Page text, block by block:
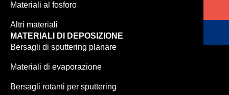
Materiali al fosforo
Altri materiali
MATERIALI DI DEPOSIZIONE
Bersagli di sputtering planare
Materiali di evaporazione
Bersagli rotanti per sputtering